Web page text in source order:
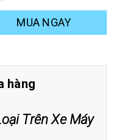
MUA NGAY
hàng
Trên Xe Máy